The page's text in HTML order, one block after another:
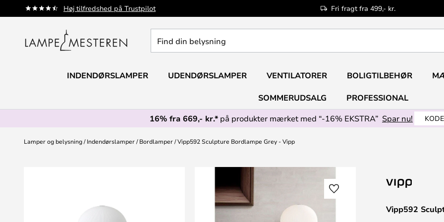
Høj tilfredshed på Trustpilot Fri fragt fra 499,- kr.
Skip
to
din
INDENDØRSLAMPER UDENDØRSLAMPER VENTILATORER BOLIGTILBEHØR
SOMMERUDSALG
PROFESSIONAL
16% fra 669,- kr.* på produkter mærket med “-16% EKSTRA” Spar nu!
Lamper og belysning Indendørslamper Bordlamper Vipp592 Sculpture Bordlampe Grey - Vipp
Vipp592